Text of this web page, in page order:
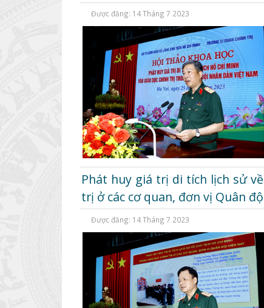
Được đăng: 14 Tháng 7 2023
Phát huy giá trị di tích lịch sử
trị ở các cơ quan, đơn vị Quân
Được đăng: 14 Tháng 7 2023